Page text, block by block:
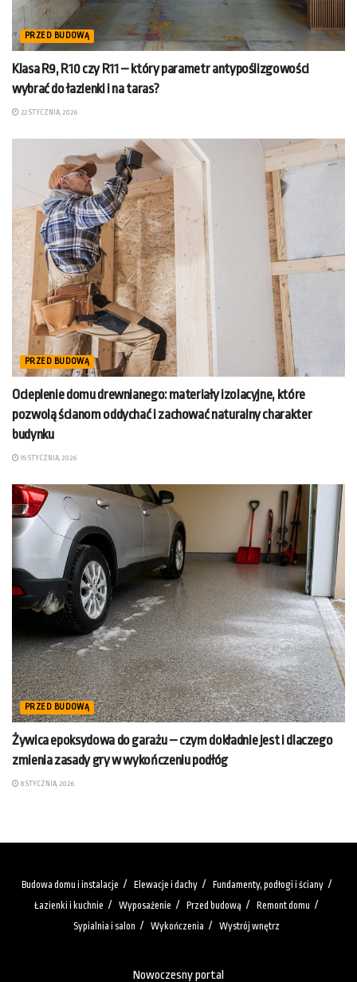
PRZED BUDOWĄ
Klasa R9, R10 czy R11 – który parametr antypoślizgowości
wybrać do łazienki i na taras?
22 STYCZNIA, 2026
PRZED BUDOWĄ
Ocieplenie domu drewnianego: materiały izolacyjne, które
pozwolą ścianom oddychać i zachować naturalny charakter
budynku
15 STYCZNIA, 2026
PRZED BUDOWĄ
Żywica epoksydowa do garażu – czym dokładnie jest i dlaczego
zmienia zasady gry w wykończeniu podłóg
8 STYCZNIA, 2026
Budowa domu i instalacje Elewacje i dachy
Fundamenty, podłogi i ściany
Łazienki i kuchnie
Wyposażenie Przed budową
Remont domu
Sypialnia i salon
Wykończenia Wystrój wnętrz
Nowoczesny portal